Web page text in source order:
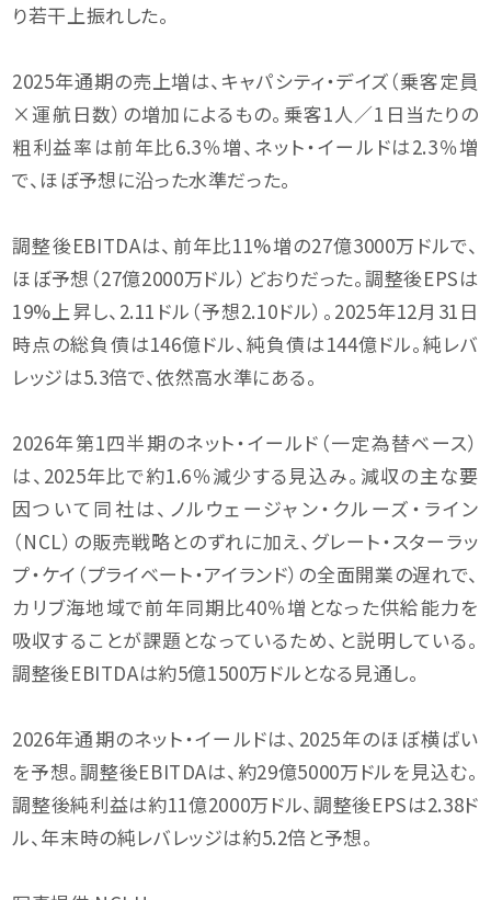
り若干上振れした。
2025年通期の売上増は、キャパシティ・デイズ（乗客定員
×運航日数）の増加によるもの。乗客1人／1日当たりの
粗利益率は前年比6.3％増、ネット・イールドは2.3％増
で、ほぼ予想に沿った水準だった。
調整後EBITDAは、前年比11%増の27億3000万ドルで、
ほぼ予想（27億2000万ドル）どおりだった。調整後EPSは
19%上昇し、2.11ドル（予想2.10ドル）。2025年12月31日
時点の総負債は146億ドル、純負債は144億ドル。純レバ
レッジは5.3倍で、依然高水準にある。
2026年第1四半期のネット・イールド（一定為替ベース）
は、2025年比で約1.6％減少する見込み。減収の主な要
因ついて同社は、ノルウェージャン・クルーズ・ライン
（NCL）の販売戦略とのずれに加え、グレート・スターラッ
プ・ケイ（プライベート・アイランド）の全面開業の遅れで、
カリブ海地域で前年同期比40％増となった供給能力を
吸収することが課題となっているため、と説明している。
調整後EBITDAは約5億1500万ドルとなる見通し。
2026年通期のネット・イールドは、2025年のほぼ横ばい
を予想。調整後EBITDAは、約29億5000万ドルを見込む。
調整後純利益は約11億2000万ドル、調整後EPSは2.38ド
ル、年末時の純レバレッジは約5.2倍と予想。